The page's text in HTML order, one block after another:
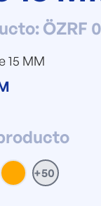
: ÖZRF
15 MM
+50